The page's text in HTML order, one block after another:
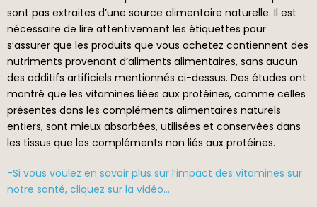
sont pas extraites d’une source alimentaire naturelle. Il est
nécessaire de lire attentivement les étiquettes pour
s’assurer que les produits que vous achetez contiennent des
nutriments provenant d’aliments alimentaires, sans aucun
des additifs artificiels mentionnés ci-dessus. Des études ont
montré que les vitamines liées aux protéines, comme celles
présentes dans les compléments alimentaires naturels
entiers, sont mieux absorbées, utilisées et conservées dans
les tissus que les compléments non liés aux protéines.
-Si vous voulez en savoir plus sur l’impact des vitamines sur
notre santé, cliquez sur la vidéo…